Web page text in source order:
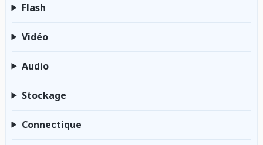
Flash
Vidéo
Audio
Stockage
Connectique